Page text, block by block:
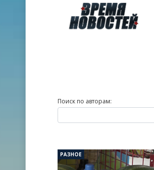
Поиск по авторам:
РАЗНОЕ